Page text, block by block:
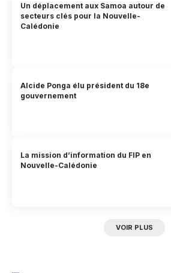
Un déplacement aux Samoa autour de
secteurs clés pour la Nouvelle-
Calédonie
Alcide Ponga élu président du 18e
gouvernement
La mission d’information du FIP en
Nouvelle-Calédonie
VOIR PLUS